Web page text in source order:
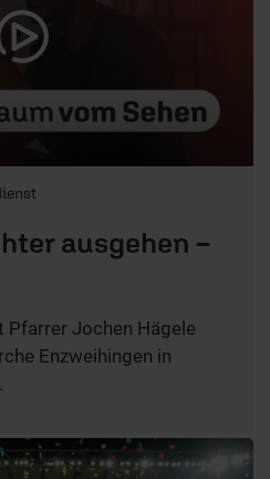
ausgehen –
Pfarrer Jochen Hägele
Enzweihingen in